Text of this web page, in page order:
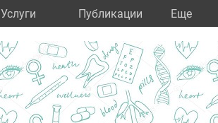
Услуги Публикации Eще